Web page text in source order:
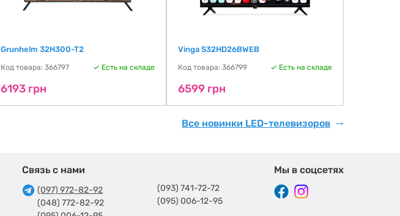
Grunhelm 32H300-T2
Код товара: 366797 Есть на складе
6193 грн
Vinga S32HD26BWEB
Код товара: 366799 Есть на складе
6599 грн
Все новинки LED-телевизоров
Связь с нами
(097) 972-82-92
(048) 772-82-92
(093) 741-72-72
(095) 006-12-95
Мы в соцсетях